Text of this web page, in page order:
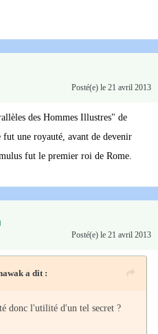
Posté(e) le 21 avril 2013
des Hommes Illustres" de
une royauté, avant de devenir
fut le premier roi de Rome.
Posté(e) le 21 avril 2013
a dit :
donc l'utilité d'un tel secret ?